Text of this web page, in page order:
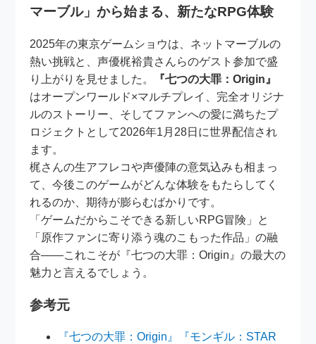
マーブル」から始まる、新たなRPG体験
2025年の東京ゲームショウは、ネットマーブルの
熱い挑戦と、声優梶裕貴さんらのゲスト参加で盛
り上がりを見せました。
『七つの大罪：Origin』
はオープンワールド×マルチプレイ、完全オリジナ
ルのストーリー、そしてファンへの愛に満ちたプ
ロジェクトとして2026年1月28日に世界配信され
ます。
梶さんの生アフレコや声優陣の意気込みも相まっ
て、今後このゲームがどんな体験をもたらしてく
れるのか、期待が膨らむばかりです。
「ゲームだからこそできる新しいRPG冒険」と
「原作ファンに寄り添う魂のこもった作品」の融
合――これこそが『七つの大罪：Origin』の最大の
魅力と言えるでしょう。
参考元
『七つの大罪：Origin』『モンギル：STAR